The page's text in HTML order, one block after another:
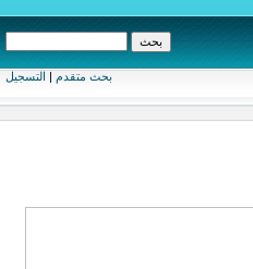
بحث متقدم | التسجيل